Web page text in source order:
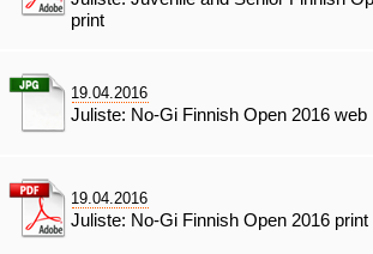
print
19.04.2016
Juliste: No-Gi Finnish Open 2016 web
19.04.2016
Juliste: No-Gi Finnish Open 2016 print